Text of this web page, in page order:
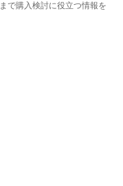
で購入検討に役立つ情報を